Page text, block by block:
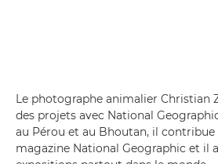
Le photographe animalier Christian
des projets avec National
au Pérou et au Bhoutan, il
magazine National Geographic et il